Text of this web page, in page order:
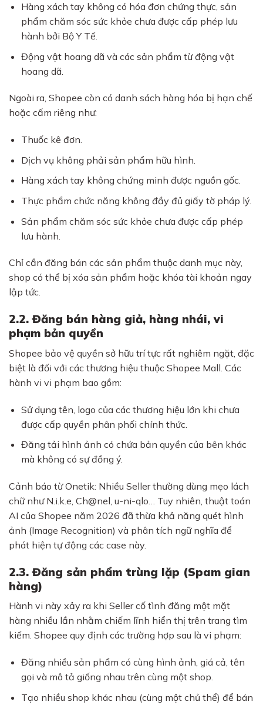
Hàng xách tay không có hóa đơn chứng thực, sản
phẩm chăm sóc sức khỏe chưa được cấp phép lưu
hành bởi Bộ Y Tế.
Động vật hoang dã và các sản phẩm từ động vật
hoang dã.
Ngoài ra, Shopee còn có danh sách hàng hóa bị hạn chế
hoặc cấm riêng như:
Thuốc kê đơn.
Dịch vụ không phải sản phẩm hữu hình.
Hàng xách tay không chứng minh được nguồn gốc.
Thực phẩm chức năng không đầy đủ giấy tờ pháp lý.
Sản phẩm chăm sóc sức khỏe chưa được cấp phép
lưu hành.
Chỉ cần đăng bán các sản phẩm thuộc danh mục này,
shop có thể bị xóa sản phẩm hoặc khóa tài khoản ngay
lập tức.
2.2. Đăng bán hàng giả, hàng nhái, vi
phạm bản quyền
Shopee bảo vệ quyền sở hữu trí tực rất nghiêm ngặt, đặc
biệt là đối với các thương hiệu thuộc Shopee Mall. Các
hành vi vi phạm bao gồm:
Sử dụng tên, logo của các thương hiệu lớn khi chưa
được cấp quyền phân phối chính thức.
Đăng tải hình ảnh có chứa bản quyền của bên khác
mà không có sự đồng ý.
Cảnh báo từ Onetik: Nhiều Seller thường dùng mẹo lách
chữ như N.i.k.e, Ch@nel, u-ni-qlo… Tuy nhiên, thuật toán
AI của Shopee năm 2026 đã thừa khả năng quét hình
ảnh (Image Recognition) và phân tích ngữ nghĩa để
phát hiện tự động các case này.
2.3. Đăng sản phẩm trùng lặp (Spam gian
hàng)
Hành vi này xảy ra khi Seller cố tình đăng một mặt
hàng nhiều lần nhằm chiếm lĩnh hiển thị trên trang tìm
kiếm. Shopee quy định các trường hợp sau là vi phạm:
Đăng nhiều sản phẩm có cùng hình ảnh, giá cả, tên
gọi và mô tả giống nhau trên cùng một shop.
Tạo nhiều shop khác nhau (cùng một chủ thể) để bán